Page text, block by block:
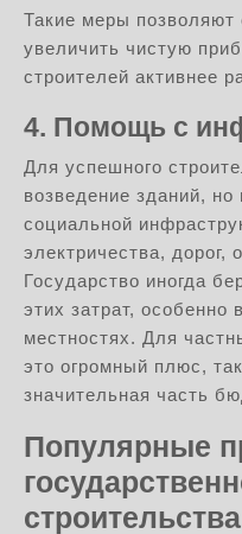
Такие меры позволяют
увеличить чистую
строителей активнее
4. Помощь с
Для успешного
возведение зданий,
социальной
электричества, дорог,
Государство иногда
этих затрат, особенно
местностях. Для
это огромный плюс,
значительная часть
Популярные
строительства